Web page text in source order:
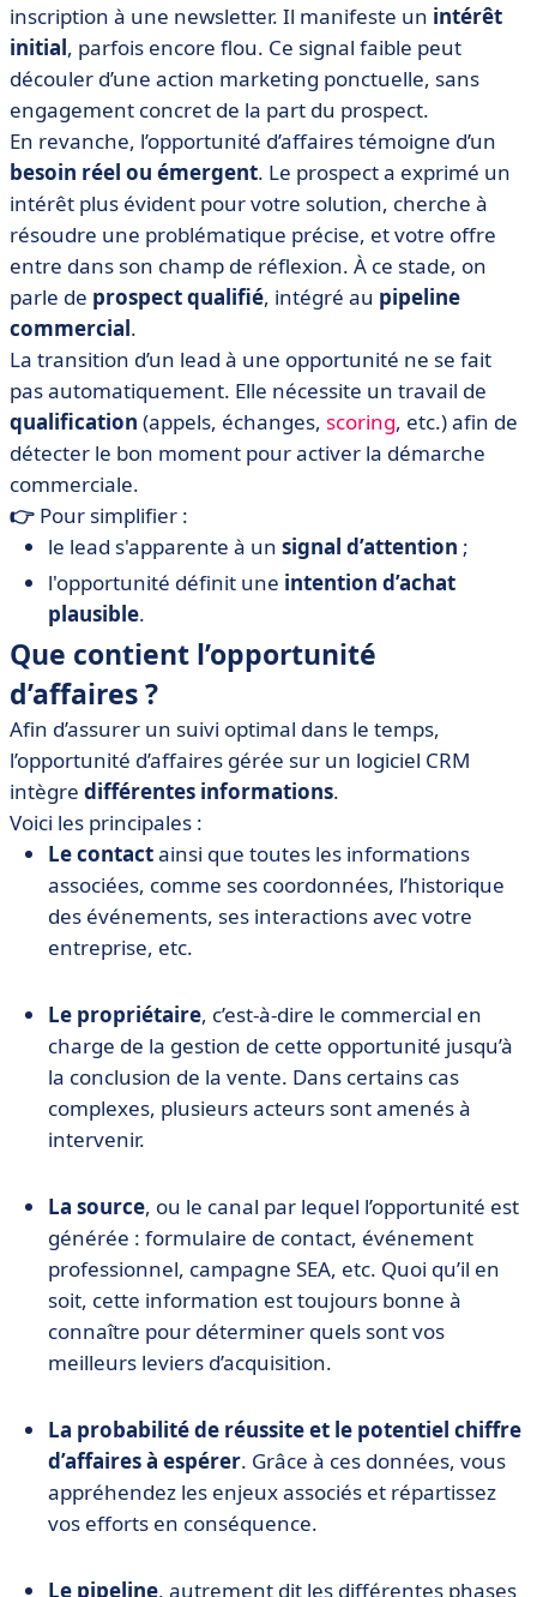
inscription à une newsletter. Il manifeste un intérêt
initial, parfois encore flou. Ce signal faible peut
découler d’une action marketing ponctuelle, sans
engagement concret de la part du prospect.
En revanche, l’opportunité d’affaires témoigne d’un
besoin réel ou émergent. Le prospect a exprimé un
intérêt plus évident pour votre solution, cherche à
résoudre une problématique précise, et votre offre
entre dans son champ de réflexion. À ce stade, on
parle de prospect qualifié, intégré au pipeline
commercial.
La transition d’un lead à une opportunité ne se fait
pas automatiquement. Elle nécessite un travail de
qualification (appels, échanges, scoring, etc.) afin de
détecter le bon moment pour activer la démarche
commerciale.
👉 Pour simplifier :
le lead s'apparente à un signal d’attention ;
l'opportunité définit une intention d’achat
plausible.
Que contient l’opportunité
d’affaires ?
Afin d’assurer un suivi optimal dans le temps,
l’opportunité d’affaires gérée sur un logiciel CRM
intègre différentes informations.
Voici les principales :
Le contactainsi que toutes les informations
associées, comme ses coordonnées, l’historique
des événements, ses interactions avec votre
entreprise, etc.
Le propriétaire, c’est-à-dire le commercial en
charge de la gestion de cette opportunité jusqu’à
la conclusion de la vente. Dans certains cas
complexes, plusieurs acteurs sont amenés à
intervenir.
La source, ou le canal par lequel l’opportunité est
générée : formulaire de contact, événement
professionnel, campagne SEA, etc. Quoi qu’il en
soit, cette information est toujours bonne à
connaître pour déterminer quels sont vos
meilleurs leviers d’acquisition.
La probabilité de réussite et le potentiel chiffre
d’affaires à espérer. Grâce à ces données, vous
appréhendez les enjeux associés et répartissez
vos efforts en conséquence.
Le pipeline, autrement dit les différentes phases